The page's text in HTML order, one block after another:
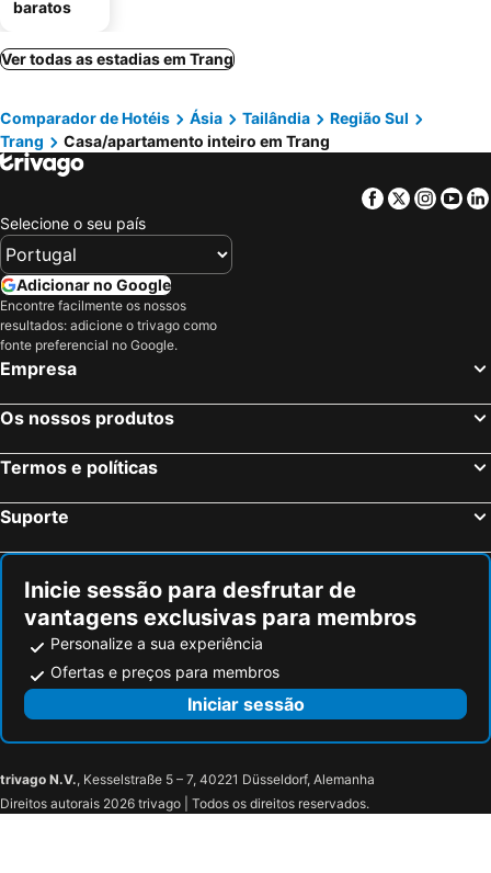
baratos
Ver todas as estadias em Trang
Comparador de Hotéis Ásia Tailândia
Região Sul
Trang
Casa/apartamento inteiro em Trang
Facebook
Twitter
Selecione o seu país
Adicionar no Google
Encontre facilmente os nossos
resultados: adicione o trivago como
fonte preferencial no Google.
Empresa
Os nossos produtos
Termos e políticas
Suporte
Inicie sessão para desfrutar de
vantagens exclusivas para membros
Personalize a sua experiência
Ofertas e preços para membros
Iniciar sessão
trivago N.V., Kesselstraße 5 – 7, 40221 Düsseldorf, Alemanha
Direitos autorais 2026 trivago | Todos os direitos reservados.